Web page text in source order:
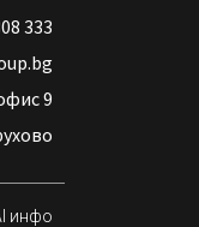
333
9
инфо